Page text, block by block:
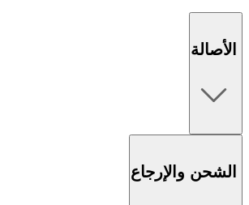
الأصالة
الشحن والإرجاع